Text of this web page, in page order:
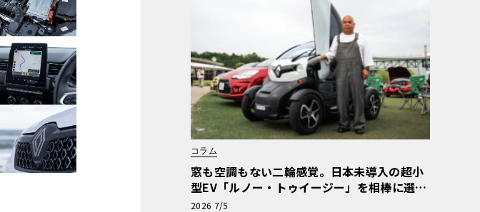
コラム
窓も空調もない二輪感覚。日本未導入の超小
型EV「ルノー・トゥイージー」を相棒に選ん
だ理由【愛車群像】
2026 7/5